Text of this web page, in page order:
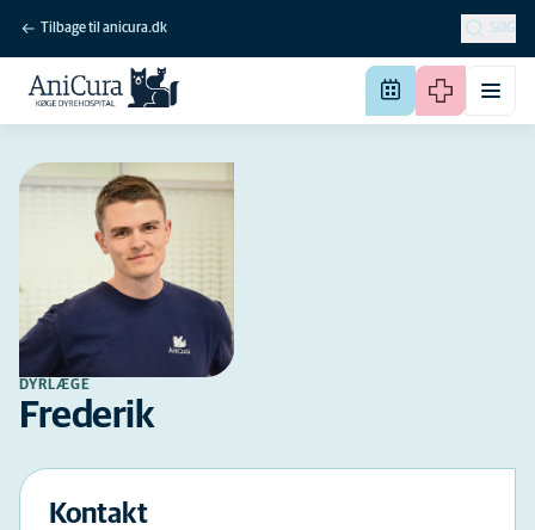
Tilbage til anicura.dk SØG
DYRLÆGE
Frederik
Kontakt